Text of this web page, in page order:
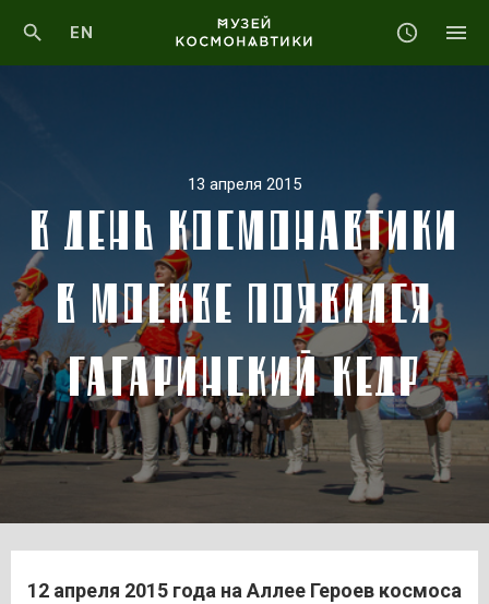
EN
13 апреля 2015
В ДЕНЬ КОСМОНАВТИКИ
В МОСКВЕ ПОЯВИЛСЯ
ГАГАРИНСКИЙ КЕДР
12 апреля 2015 года на Аллее Героев космоса